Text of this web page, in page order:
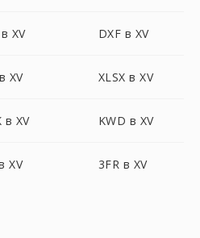
XV DXF в XV
XV XLSX в XV
в XV KWD в XV
XV 3FR в XV